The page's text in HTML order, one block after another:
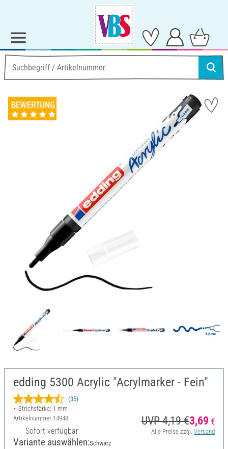
edding 5300 Acrylic "Acrylmarker - Fein"
(35)
Strichstärke: 1 mm
Artikelnummer 14948
Sofort verfügbar
UVP 4,19 €3,69 €
Alle Preise zzgl. Versand
Variante auswählen:Schwarz